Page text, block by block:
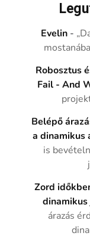
Evelin -
Robosztus
Fail - And
Belépő
a dinamikus
is
Zord
árazás